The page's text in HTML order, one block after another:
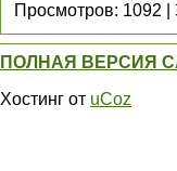
Просмотров: 1092
ПОЛНАЯ ВЕРСИЯ
Хостинг от uCoz